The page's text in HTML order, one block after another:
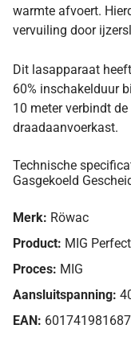
warmte afvoert.
vervuiling door
Dit lasapparaat
60% inschakelduur
10 meter verbindt
draadaanvoerkast.
Technische
Gasgekoeld
Merk: Röwac
Product: MIG
Proces: MIG
Aansluitspanning:
EAN: